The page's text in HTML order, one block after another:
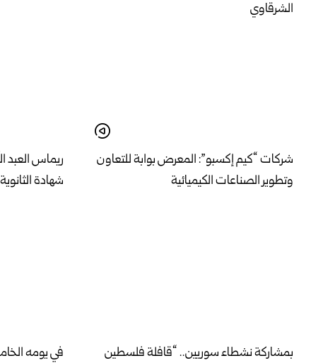
الشرقاوي
شركات “كيم إكسبو”: المعرض بوابة للتعاون
وتطوير الصناعات الكيميائية
ريماس العبد
شهادة
بمشاركة نشطاء سوريين.. “قافلة فلسطين
في يومه